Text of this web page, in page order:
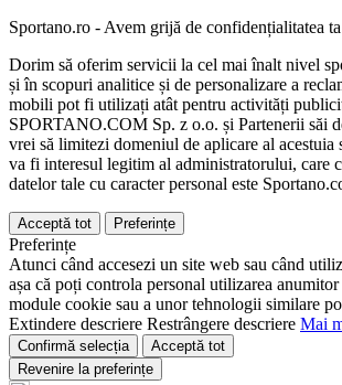
Sportano.ro - Avem grijă de confidențialitatea ta
Dorim să oferim servicii la cel mai înalt nivel
și în scopuri analitice și de personalizare a
mobili pot fi utilizați atât pentru activități
SPORTANO.COM Sp. z o.o. și Partenerii săi
vrei să limitezi domeniul de aplicare al acestuia
va fi interesul legitim al administratorului, care
datelor tale cu caracter personal este
Acceptă tot Preferințe
Preferințe
Atunci când accesezi un site web sau când
așa că poți controla personal utilizarea
module cookie sau a unor tehnologii similare
Extindere descriere Restrângere descriere Mai
Confirmă selecția
Acceptă tot
Revenire la preferințe